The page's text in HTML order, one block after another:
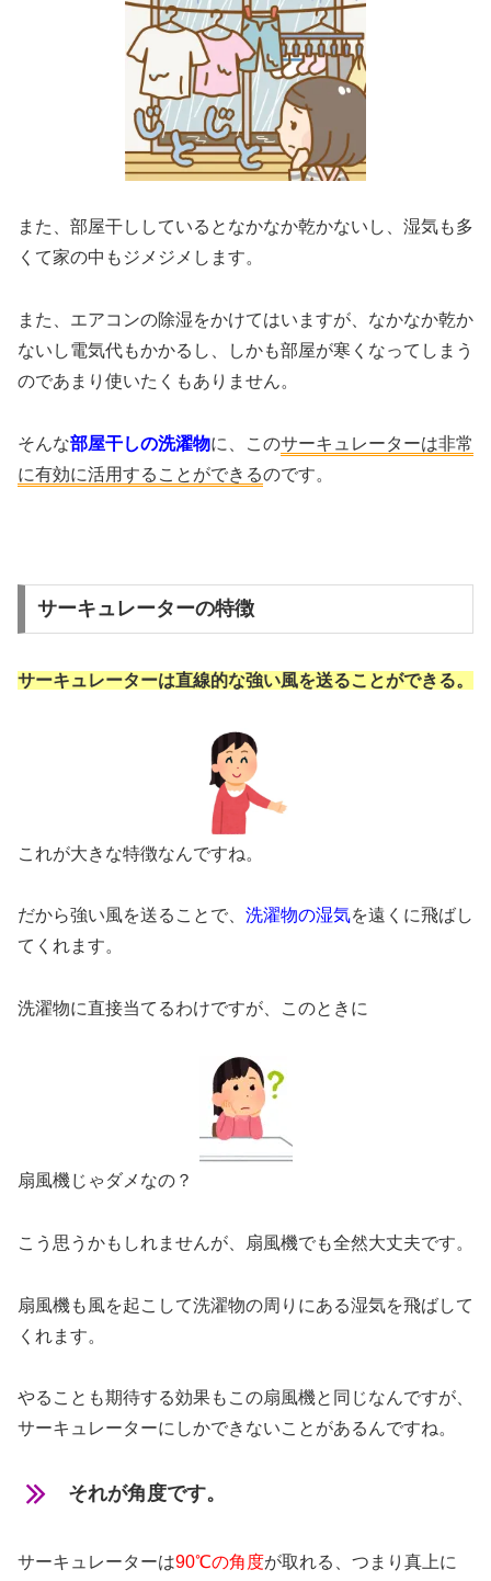
また、部屋干ししているとなかなか乾かないし、湿気も多
くて家の中もジメジメします。
また、エアコンの除湿をかけてはいますが、なかなか乾か
ないし電気代もかかるし、しかも部屋が寒くなってしまう
のであまり使いたくもありません。
そんな部屋干しの洗濯物に、このサーキュレーターは非常
に有効に活用することができるのです。
サーキュレーターの特徴
サーキュレーターは直線的な強い風を送ることができる。
これが大きな特徴なんですね。
だから強い風を送ることで、 洗濯物の湿気を遠くに飛ばし
てくれます。
洗濯物に直接当てるわけですが、このときに
扇風機じゃダメなの？
こう思うかもしれませんが、扇風機でも全然大丈夫です。
扇風機も風を起こして洗濯物の周りにある湿気を飛ばして
くれます。
やることも期待する効果もこの扇風機と同じなんですが、
サーキュレーターにしかできないことがあるんですね。
それが角度です。
サーキュレーターは90℃の角度が取れる、つまり真上に